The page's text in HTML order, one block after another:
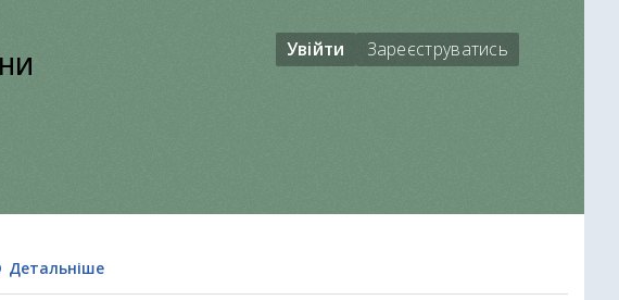
Увійти Зареєструватись
Детальніше